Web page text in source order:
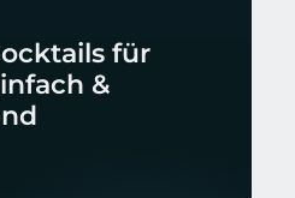
für
&